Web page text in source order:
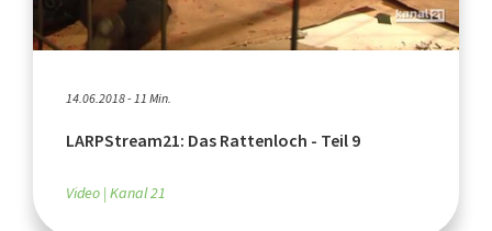
14.06.2018 - 11 Min.
LARPStream21: Das Rattenloch - Teil 9
Video Kanal 21